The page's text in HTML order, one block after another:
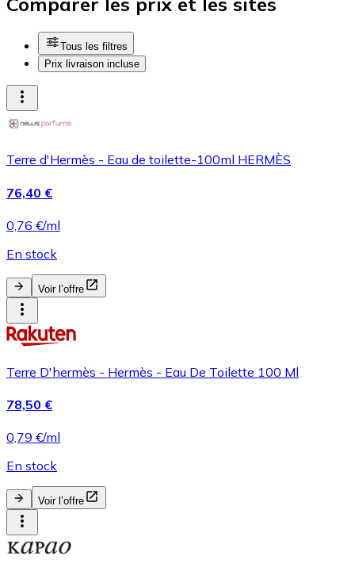
Tous les filtres
Prix livraison incluse
Terre d'Hermès - Eau de toilette-100ml HERMÈS
76,40 €
0,76 €/ml
En stock
Voir l’offre
Terre D'hermès - Hermès - Eau De Toilette 100 Ml
78,50 €
0,79 €/ml
En stock
Voir l’offre